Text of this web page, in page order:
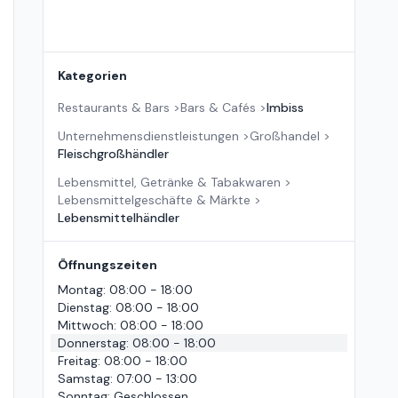
Kategorien
Restaurants & Bars >Bars & Cafés >Imbiss
Unternehmensdienstleistungen >Großhandel >
Fleischgroßhändler
Lebensmittel, Getränke & Tabakwaren >
Lebensmittelgeschäfte & Märkte >
Lebensmittelhändler
Öffnungszeiten
Montag: 08:00 - 18:00
Dienstag: 08:00 - 18:00
Mittwoch: 08:00 - 18:00
Donnerstag: 08:00 - 18:00
Freitag: 08:00 - 18:00
Samstag: 07:00 - 13:00